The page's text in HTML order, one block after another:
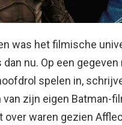
was het filmische
dan nu. Op een
spelen in,
van zijn eigen Batman-
over waren gezien